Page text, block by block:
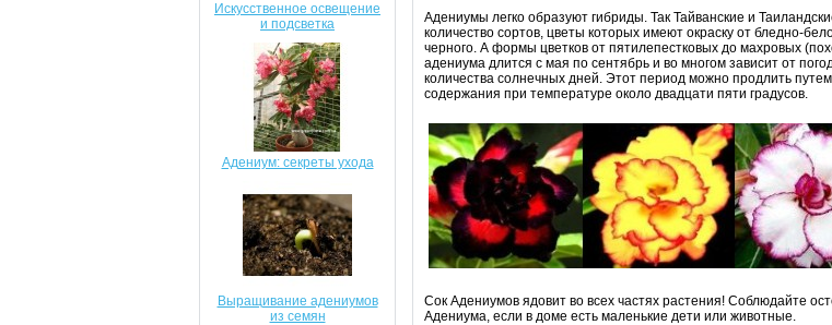
Искусственное освещение
и подсветка
Адениум: секреты ухода
Выращивание адениумов
из семян
Адениумы легко образуют гибриды. Так Тайванские и
количество сортов, цветы которых имеют окраску от бледно-
черного. А формы цветков от пятилепестковых до махровых
адениума длится с мая по сентябрь и во многом зависит от
количества солнечных дней. Этот период можно продлить
содержания при температуре около двадцати пяти градусов.
Сок Адениумов ядовит во всех частях растения! Соблюдайте
Адениума, если в доме есть маленькие дети или животные.